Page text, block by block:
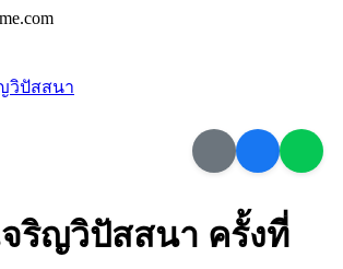
วิปัสสนา
ริญวิปัสสนา ครั้งที่